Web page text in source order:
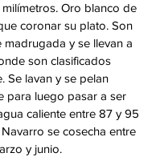
milímetros. Oro blanco de
coronar su plato. Son
y se llevan a
son clasificados
Se lavan y se pelan
para luego pasar a ser
caliente entre 87 y 95
se cosecha entre
y junio.